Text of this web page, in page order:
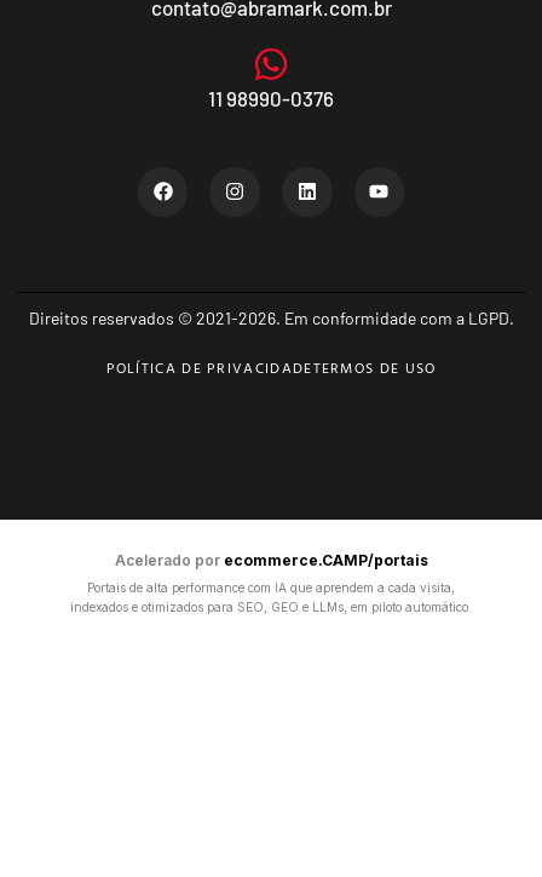
contato@abramark.com.br
11 98990-0376
Direitos reservados © 2021-2026. Em conformidade com a LGPD.
POLÍTICA DE PRIVACIDADETERMOS DE USO
Acelerado por ecommerce.CAMP/portais
Portais de alta performance com IA que aprendem a cada visita,
indexados e otimizados para SEO, GEO e LLMs, em piloto automático.